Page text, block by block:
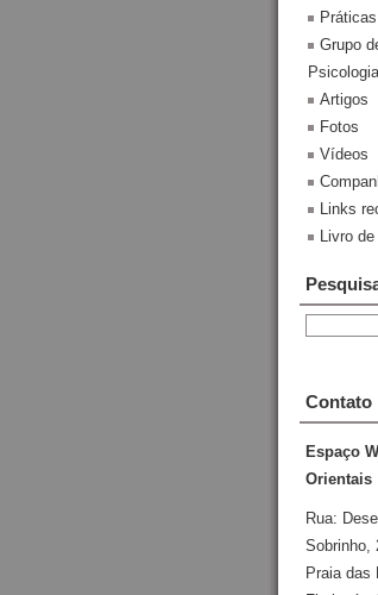
Grupo
Psicologia
Artigos
Fotos
Vídeos
Links
Livro
Contato
Espaço
Orientais
Rua:
Sobrinho,
Praia das